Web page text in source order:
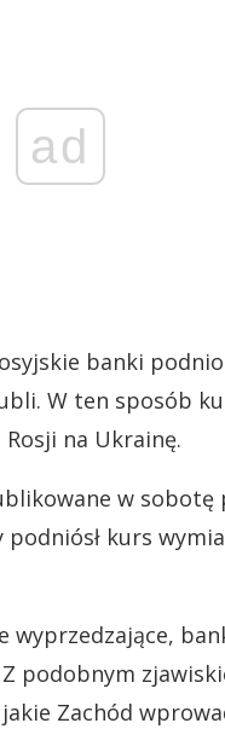
ad
banki
W ten sposób
na Ukrainę.
w sobotę
kurs
wyprzedzające,
podobnym
Zachód